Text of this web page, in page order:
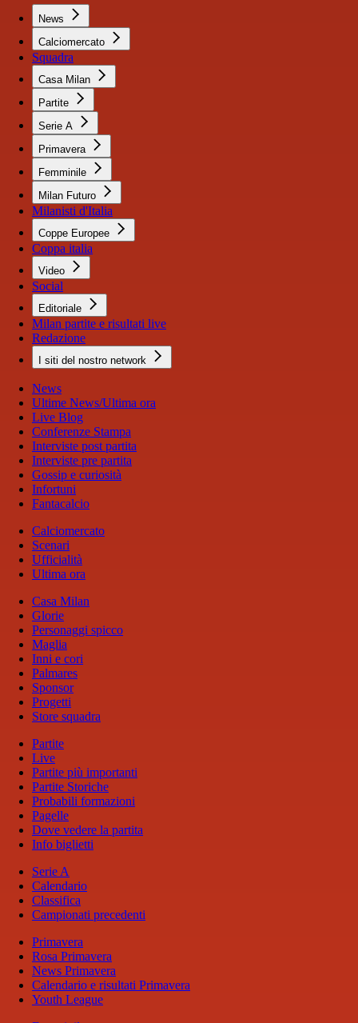
News
Calciomercato
Squadra
Casa Milan
Partite
Serie A
Primavera
Femminile
Milan Futuro
Milanisti d'Italia
Coppe Europee
Coppa italia
Video
Social
Editoriale
Milan partite e risultati live
Redazione
I siti del nostro network
News
Ultime News/Ultima ora
Live Blog
Conferenze Stampa
Interviste post partita
Interviste pre partita
Gossip e curiosità
Infortuni
Fantacalcio
Calciomercato
Scenari
Ufficialità
Ultima ora
Casa Milan
Glorie
Personaggi spicco
Maglia
Inni e cori
Palmares
Sponsor
Progetti
Store squadra
Partite
Live
Partite più importanti
Partite Storiche
Probabili formazioni
Pagelle
Dove vedere la partita
Info biglietti
Serie A
Calendario
Classifica
Campionati precedenti
Primavera
Rosa Primavera
News Primavera
Calendario e risultati Primavera
Youth League